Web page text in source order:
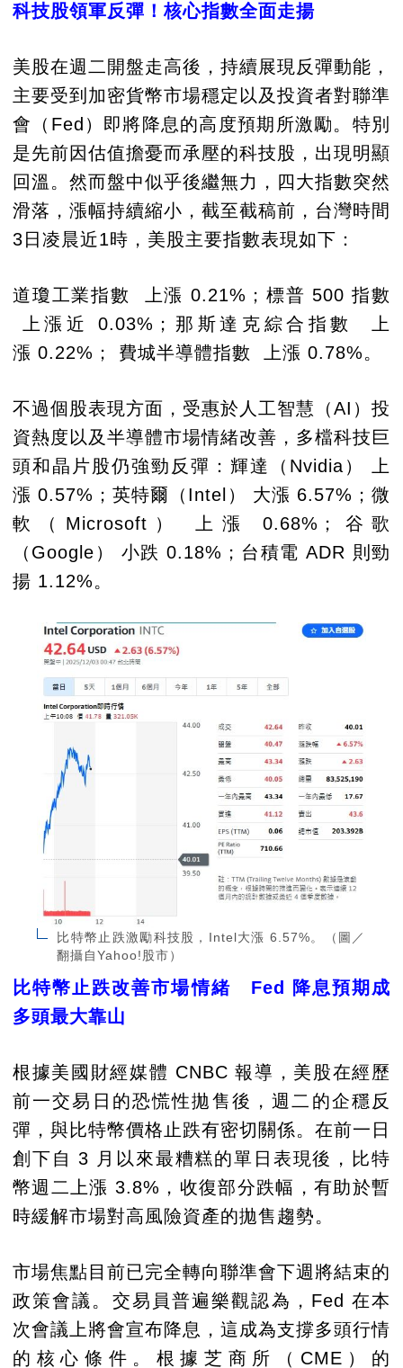
科技股領軍反彈！核心指數全面走揚
美股在週二開盤走高後，持續展現反彈動能，
主要受到加密貨幣市場穩定以及投資者對聯準
會（Fed）即將降息的高度預期所激勵。特別
是先前因估值擔憂而承壓的科技股，出現明顯
回溫。然而盤中似乎後繼無力，四大指數突然
滑落，漲幅持續縮小，截至截稿前，台灣時間
3日凌晨近1時，美股主要指數表現如下：
道瓊工業指數 上漲 0.21%；標普 500 指數
上漲近 0.03%；那斯達克綜合指數 上
漲 0.22%； 費城半導體指數 上漲 0.78%。
不過個股表現方面，受惠於人工智慧（AI）投
資熱度以及半導體市場情緒改善，多檔科技巨
頭和晶片股仍強勁反彈：輝達（Nvidia） 上
漲 0.57%；英特爾（Intel） 大漲 6.57%；微
軟（Microsoft） 上漲 0.68%；谷歌
（Google） 小跌 0.18%；台積電 ADR 則勁
揚 1.12%。
比特幣止跌激勵科技股，Intel大漲 6.57%。（圖／
翻攝自Yahoo!股市）
比特幣止跌改善市場情緒 Fed 降息預期成
多頭最大靠山
根據美國財經媒體 CNBC 報導，美股在經歷
前一交易日的恐慌性拋售後，週二的企穩反
彈，與比特幣價格止跌有密切關係。在前一日
創下自 3 月以來最糟糕的單日表現後，比特
幣週二上漲 3.8%，收復部分跌幅，有助於暫
時緩解市場對高風險資產的拋售趨勢。
市場焦點目前已完全轉向聯準會下週將結束的
政策會議。交易員普遍樂觀認為，Fed 在本
次會議上將會宣布降息，這成為支撐多頭行情
的核心條件。根據芝商所（CME）的